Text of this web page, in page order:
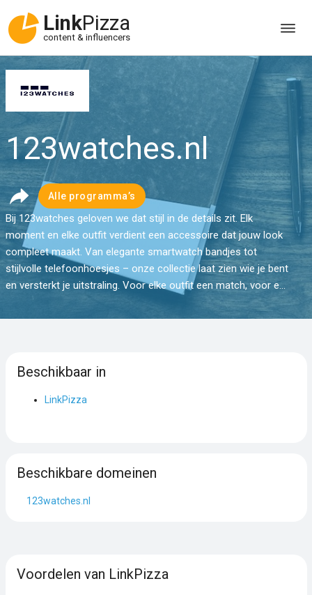
LinkPizza
content & influencers
123watches.nl
Alle programma’s
Bij 123watches geloven we dat stijl in de details zit. Elk
moment en elke outfit verdient een accessoire dat jouw look
compleet maakt. Van elegante smartwatch bandjes tot
stijlvolle telefoonhoesjes – onze collectie laat zien wie je bent
en versterkt je uitstraling. Voor elke outfit een match, voor e...
Beschikbaar in
LinkPizza
Beschikbare domeinen
123watches.nl
Voordelen van LinkPizza